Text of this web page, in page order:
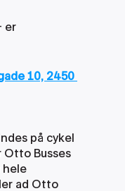
er
10, 2450
på cykel
Otto Busses
hele
ad Otto